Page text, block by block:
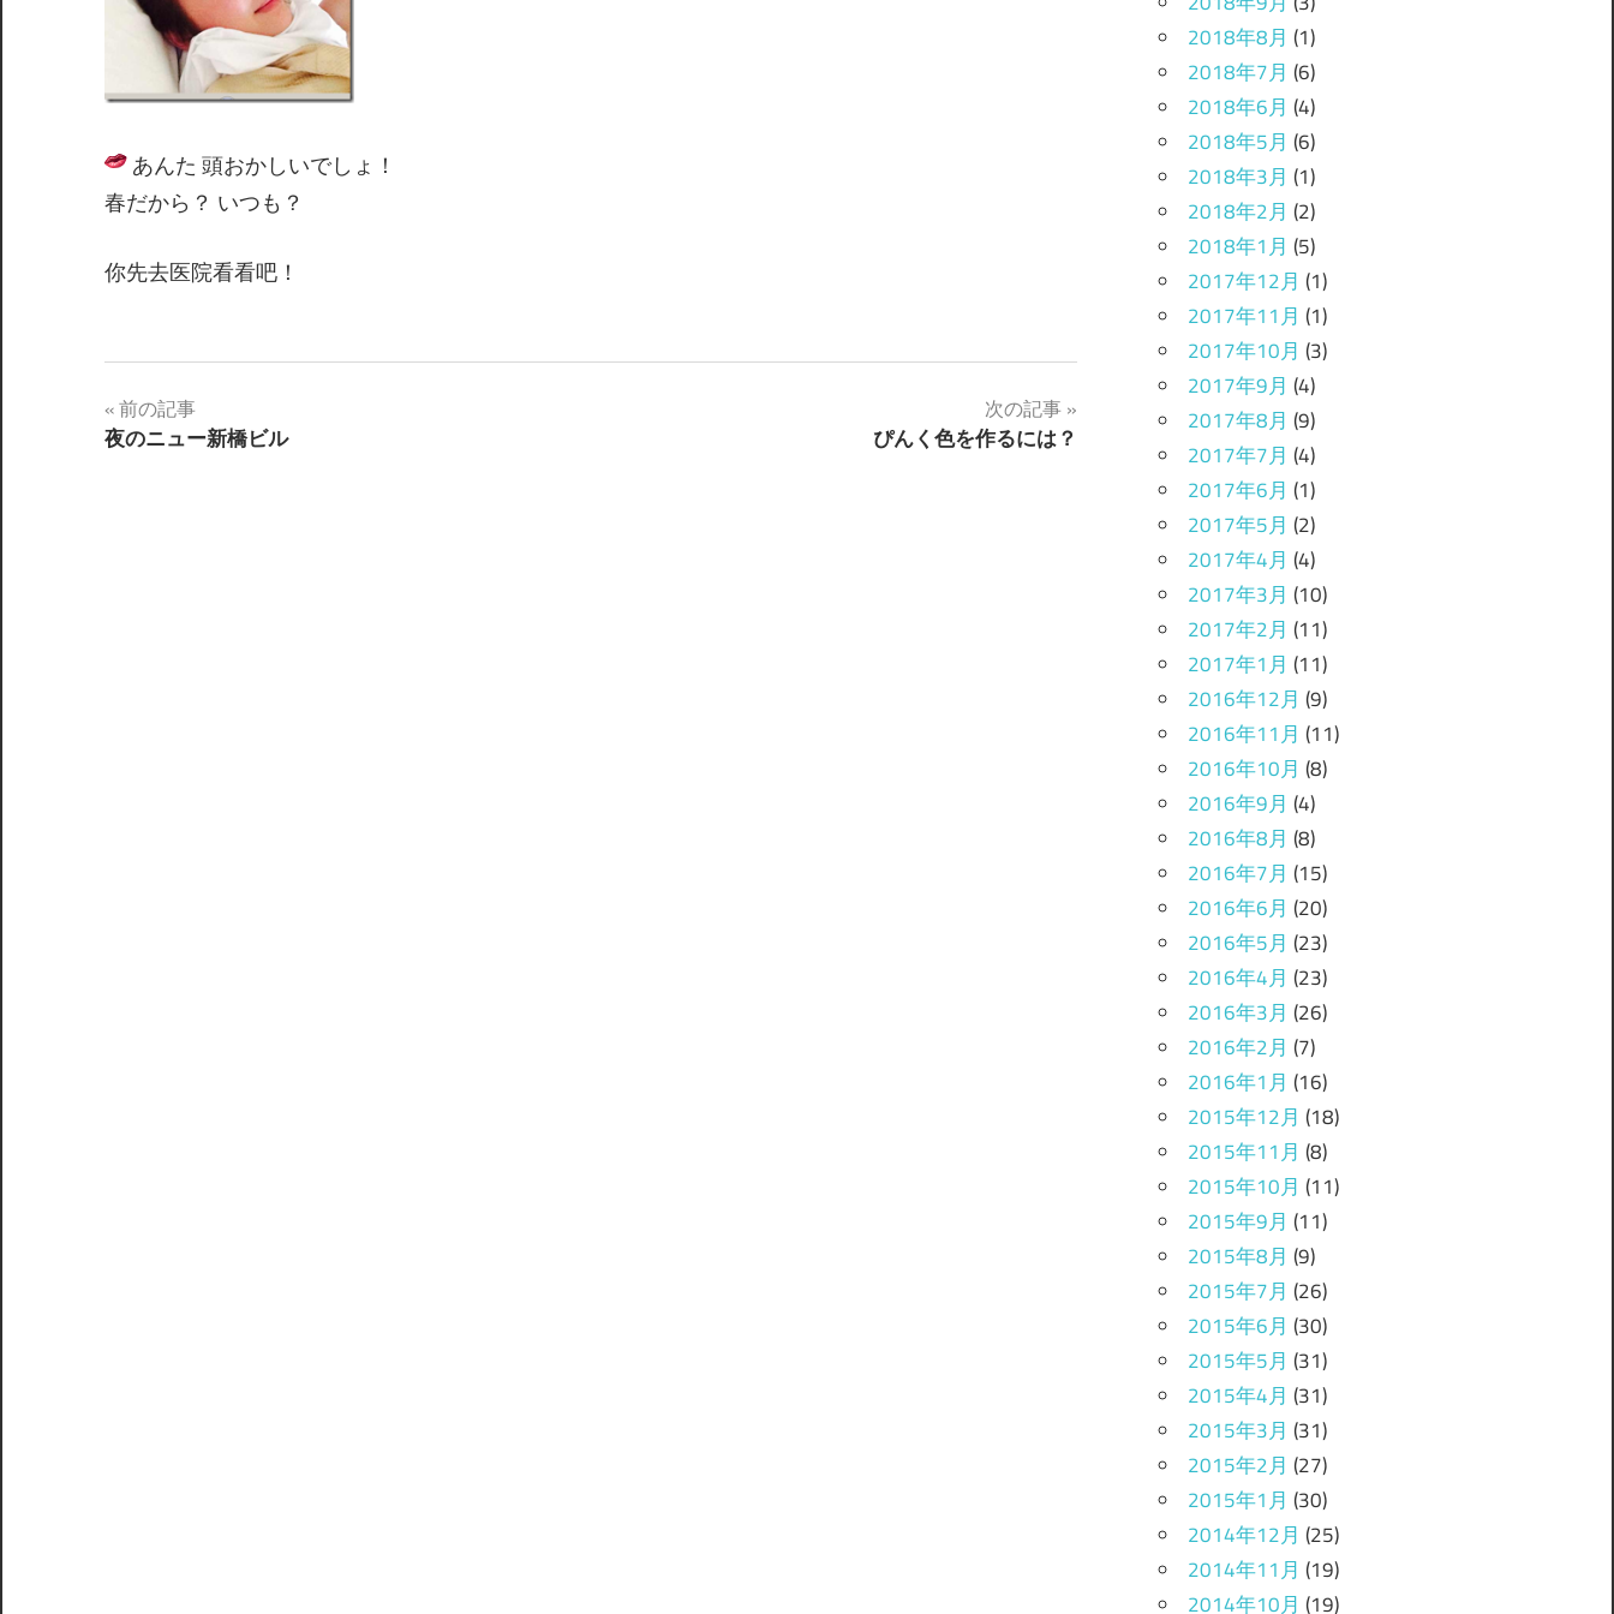
あんた 頭おかしいでしょ！
春だから？ いつも？
你先去医院看看吧！
投
前の記事
夜のニュー新橋ビル
次の記事
ぴんく色を作るには？
2018年8月 (1)
2018年7月 (6)
2018年6月 (4)
2018年5月 (6)
2018年3月 (1)
2018年2月 (2)
2018年1月 (5)
2017年12月 (1)
2017年11月 (1)
2017年10月 (3)
2017年9月 (4)
2017年8月 (9)
2017年7月 (4)
2017年6月 (1)
2017年5月 (2)
2017年4月 (4)
2017年3月 (10)
2017年2月 (11)
2017年1月 (11)
2016年12月 (9)
2016年11月 (11)
2016年10月 (8)
2016年9月 (4)
2016年8月 (8)
2016年7月 (15)
2016年6月 (20)
2016年5月 (23)
2016年4月 (23)
2016年3月 (26)
2016年2月 (7)
2016年1月 (16)
2015年12月 (18)
2015年11月 (8)
2015年10月 (11)
2015年9月 (11)
2015年8月 (9)
2015年7月 (26)
2015年6月 (30)
2015年5月 (31)
2015年4月 (31)
2015年3月 (31)
2015年2月 (27)
2015年1月 (30)
2014年12月 (25)
2014年11月 (19)
2014年10月 (19)